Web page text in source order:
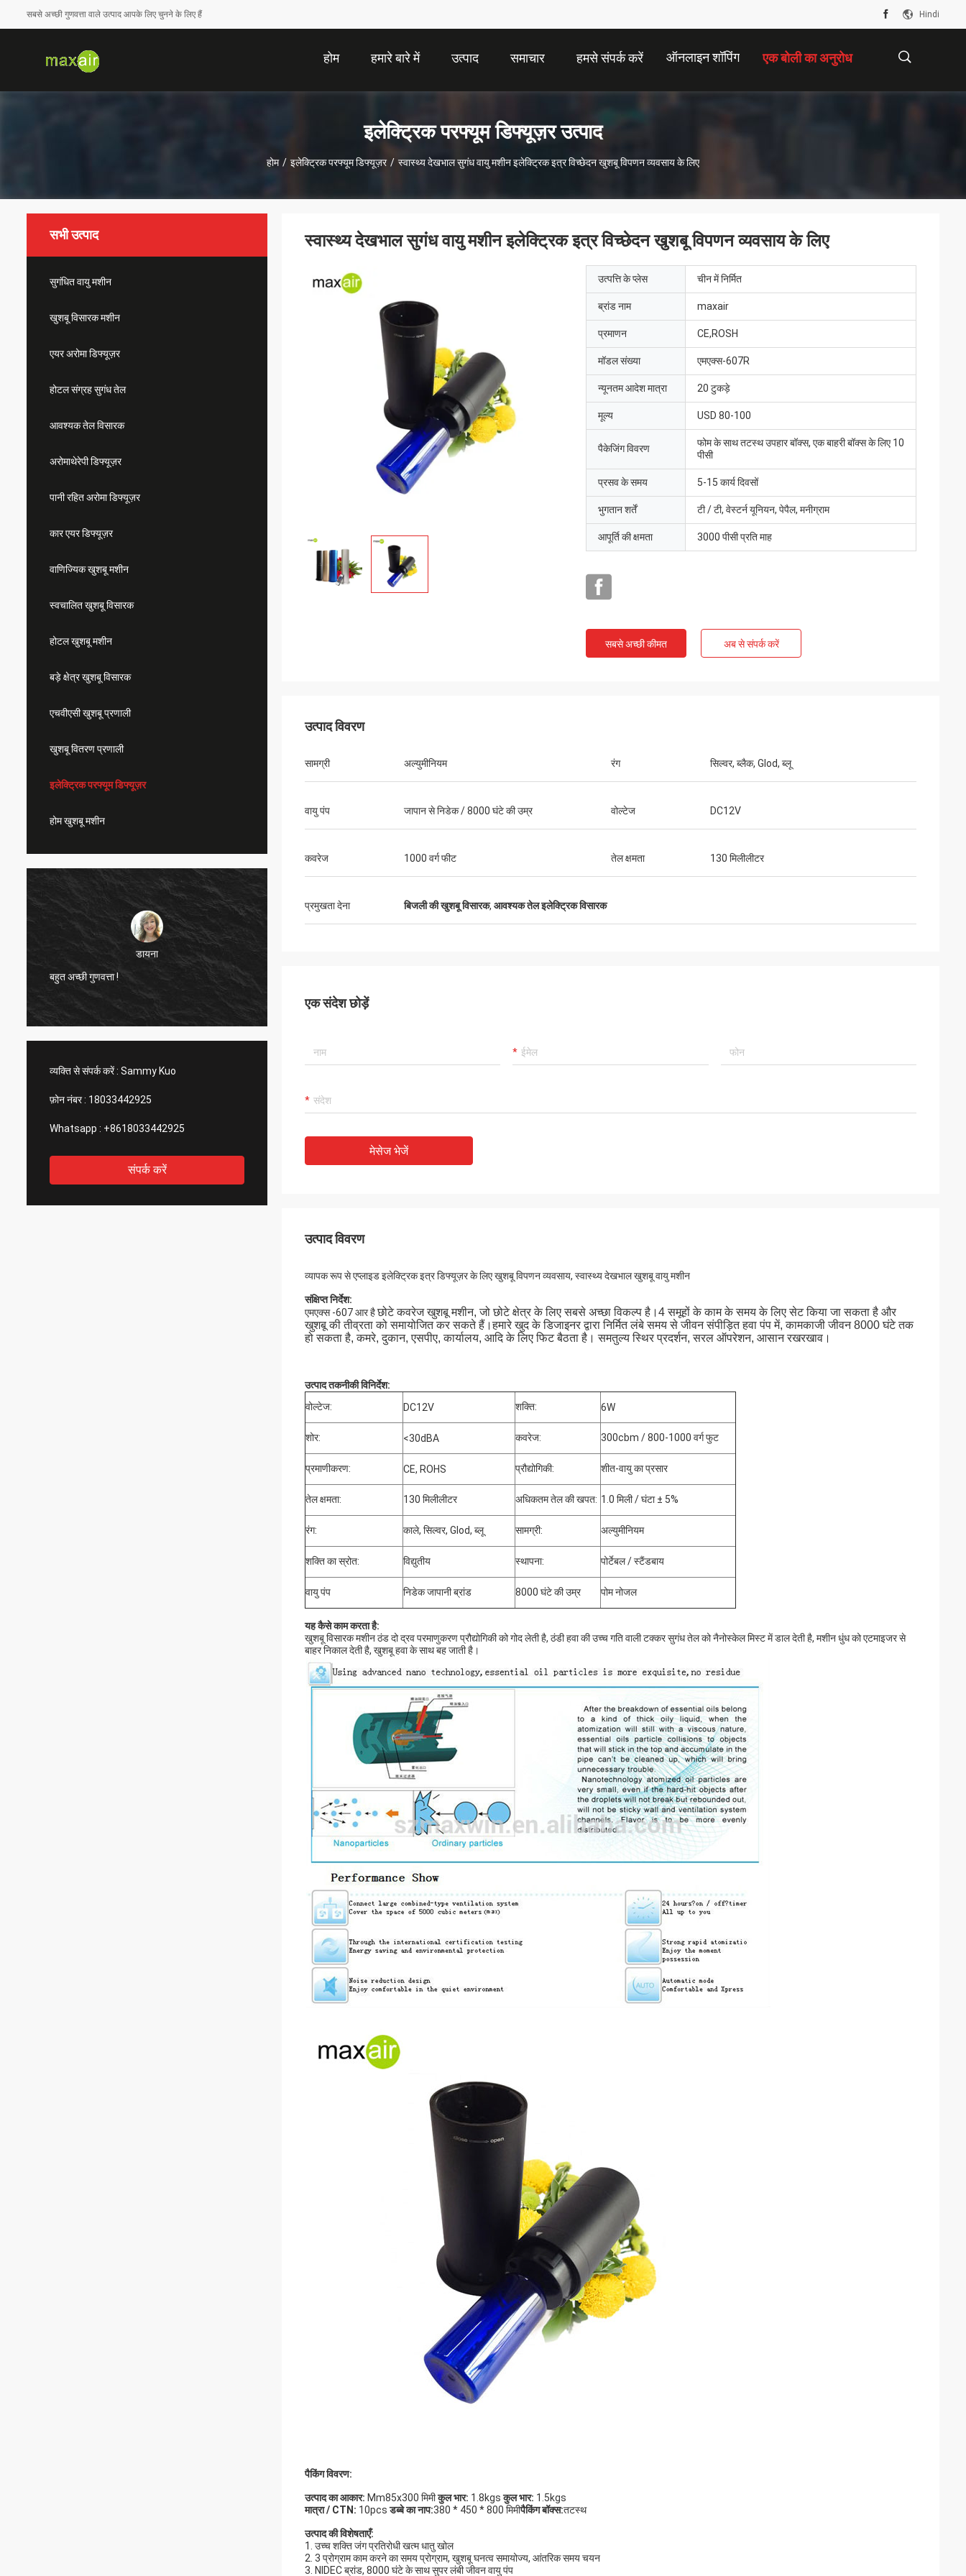
सबसे अच्छी गुणवत्ता वाले उत्पाद आपके लिए चुनने के लिए हैं Hindi
होम हमारे बारे में उत्पाद समाचार हमसे संपर्क करें ऑनलाइन शॉपिंग एक बोली का अनुरोध
इलेक्ट्रिक परफ्यूम डिफ्यूज़र उत्पाद
होम / इलेक्ट्रिक परफ्यूम डिफ्यूज़र / स्वास्थ्य देखभाल सुगंध वायु मशीन इलेक्ट्रिक इत्र विच्छेदन खुशबू विपणन व्यवसाय के लिए
सभी उत्पाद
सुगंधित वायु मशीन
खुशबू विसारक मशीन
एयर अरोमा डिफ्यूज़र
होटल संग्रह सुगंध तेल
आवश्यक तेल विसारक
अरोमाथेरेपी डिफ्यूज़र
पानी रहित अरोमा डिफ्यूज़र
कार एयर डिफ्यूज़र
वाणिज्यिक खुशबू मशीन
स्वचालित खुशबू विसारक
होटल खुशबू मशीन
बड़े क्षेत्र खुशबू विसारक
एचवीएसी खुशबू प्रणाली
खुशबू वितरण प्रणाली
इलेक्ट्रिक परफ्यूम डिफ्यूज़र
होम खुशबू मशीन
डायना
बहुत अच्छी गुणवत्ता !
व्यक्ति से संपर्क करें : Sammy Kuo
फ़ोन नंबर : 18033442925
Whatsapp : +8618033442925
संपर्क करें
स्वास्थ्य देखभाल सुगंध वायु मशीन इलेक्ट्रिक इत्र विच्छेदन खुशबू विपणन व्यवसाय के लिए
उत्पत्ति के प्लेस चीन में निर्मित
ब्रांड नाम maxair
प्रमाणन CE,ROSH
मॉडल संख्या एमएक्स-607R
न्यूनतम आदेश मात्रा 20 टुकड़े
मूल्य USD 80-100
पैकेजिंग विवरण
फोम के साथ तटस्थ उपहार बॉक्स, एक बाहरी बॉक्स के लिए 10
पीसी
प्रसव के समय 5-15 कार्य दिवसों
भुगतान शर्तें टी / टी, वेस्टर्न यूनियन, पेपैल, मनीग्राम
आपूर्ति की क्षमता 3000 पीसी प्रति माह
सबसे अच्छी कीमत अब से संपर्क करें
उत्पाद विवरण
सामग्री अल्युमीनियम रंग सिल्वर, ब्लैक, Glod, ब्लू
वायु पंप जापान से निडेक / 8000 घंटे की उम्र वोल्टेज DC12V
कवरेज 1000 वर्ग फीट तेल क्षमता 130 मिलीलीटर
प्रमुखता देना बिजली की खुशबू विसारक, आवश्यक तेल इलेक्ट्रिक विसारक
एक संदेश छोड़ें
मेसेज भेजें
उत्पाद विवरण
व्यापक रूप से एप्लाइड इलेक्ट्रिक इत्र डिफ्यूज़र के लिए खुशबू विपणन व्यवसाय, स्वास्थ्य देखभाल खुशबू वायु मशीन
संक्षिप्त निर्देश:
एमएक्स -607 आर हैछोटे कवरेज खुशबू मशीन, जो छोटे क्षेत्र के लिए सबसे अच्छा विकल्प है।4 समूहों के काम के समय के लिए सेट किया जा सकता है और
खुशबू की तीव्रता को समायोजित कर सकते हैं।हमारे खुद के डिजाइनर द्वारा निर्मित लंबे समय से जीवन संपीड़ित हवा पंप में, कामकाजी जीवन 8000 घंटे तक
हो सकता है, कमरे, दुकान, एसपीए, कार्यालय, आदि के लिए फिट बैठता है। समतुल्य स्थिर प्रदर्शन, सरल ऑपरेशन, आसान रखरखाव।
उत्पाद तकनीकी विनिर्देश:
वोल्टेज:
DC12V शक्ति: 6W
शोर: <30dBA कवरेज: 300cbm / 800-1000 वर्ग फुट
प्रमाणीकरण: CE, ROHS प्रौद्योगिकी: शीत-वायु का प्रसार
तेल क्षमता: 130 मिलीलीटर अधिकतम तेल की खपत: 1.0 मिली / घंटा ± 5%
रंग: काले, सिल्वर, Glod, ब्लू सामग्री: अल्युमीनियम
शक्ति का स्रोत: विद्युतीय स्थापना: पोर्टेबल / स्टैंडबाय
वायु पंप निडेक जापानी ब्रांड 8000 घंटे की उम्र पोम नोजल
यह कैसे काम करता है:
खुशबू विसारक मशीन ठंड दो द्रव परमाणुकरण प्रौद्योगिकी को गोद लेती है, ठंडी हवा की उच्च गति वाली टक्कर सुगंध तेल को नैनोस्केल मिस्ट में डाल देती है, मशीन धुंध को एटमाइजर से
बाहर निकाल देती है, खुशबू हवा के साथ बह जाती है।
पैकिंग विवरण:
उत्पाद का आकार: Mm85x300 मिमीकुल भार: 1.8kgsकुल भार: 1.5kgs
मात्रा / CTN: 10pcsडब्बे का नाप:380 * 450 * 800 मिमीपैकिंग बॉक्स:तटस्थ
उत्पाद की विशेषताएँ:
1. उच्च शक्ति जंग प्रतिरोधी खत्म धातु खोल
2. 3 प्रोग्राम काम करने का समय प्रोग्राम, खुशबू घनत्व समायोज्य, आंतरिक समय चयन
3. NIDEC ब्रांड, 8000 घंटे के साथ सुपर लंबी जीवन वायु पंप